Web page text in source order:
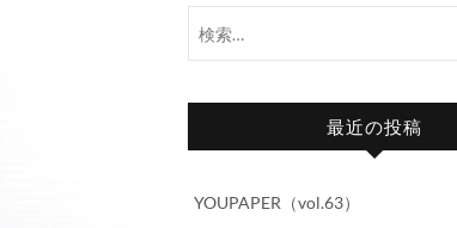
最近の投稿
YOUPAPER（vol.63）